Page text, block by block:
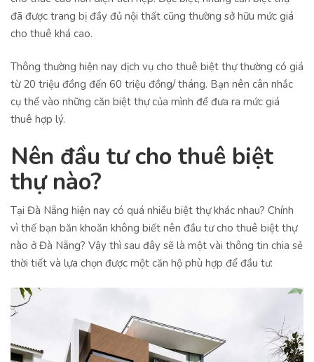
đã được trang bị đầy đủ nội thất cũng thường sở hữu mức giá
cho thuê khá cao.
Thông thường hiện nay dịch vụ cho thuê biệt thự thường có giá
từ 20 triệu đồng đến 60 triệu đồng/ tháng. Bạn nên cân nhắc
cụ thể vào những căn biệt thự của mình để đưa ra mức giá
thuê hợp lý.
Nên đầu tư cho thuê biệt
thự nào?
Tại Đà Nẵng hiện nay có quá nhiều biệt thự khác nhau? Chính
vì thế bạn băn khoăn không biết nên đầu tư cho thuê biệt thự
nào ở Đà Nẵng? Vậy thì sau đây sẽ là một vài thông tin chia sẻ
thời tiết và lựa chọn được một căn hộ phù hợp để đầu tư: